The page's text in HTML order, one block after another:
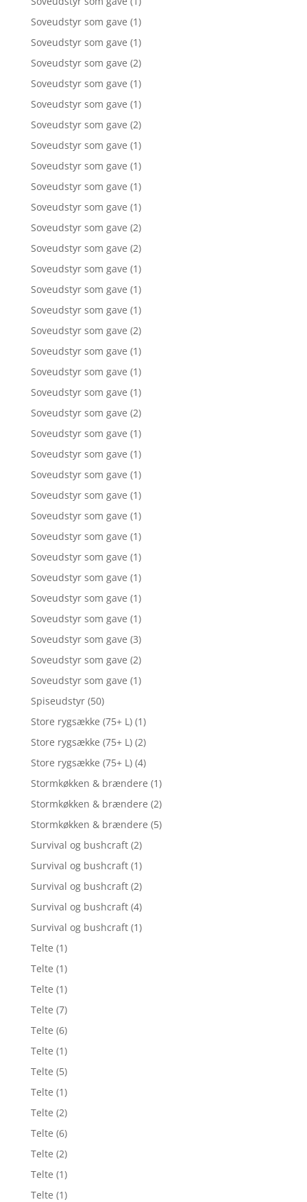
Soveudstyr som gave (1)
Soveudstyr som gave (1)
Soveudstyr som gave (2)
Soveudstyr som gave (1)
Soveudstyr som gave (1)
Soveudstyr som gave (2)
Soveudstyr som gave (1)
Soveudstyr som gave (1)
Soveudstyr som gave (1)
Soveudstyr som gave (1)
Soveudstyr som gave (2)
Soveudstyr som gave (2)
Soveudstyr som gave (1)
Soveudstyr som gave (1)
Soveudstyr som gave (1)
Soveudstyr som gave (2)
Soveudstyr som gave (1)
Soveudstyr som gave (1)
Soveudstyr som gave (1)
Soveudstyr som gave (2)
Soveudstyr som gave (1)
Soveudstyr som gave (1)
Soveudstyr som gave (1)
Soveudstyr som gave (1)
Soveudstyr som gave (1)
Soveudstyr som gave (1)
Soveudstyr som gave (1)
Soveudstyr som gave (1)
Soveudstyr som gave (1)
Soveudstyr som gave (1)
Soveudstyr som gave (3)
Soveudstyr som gave (2)
Soveudstyr som gave (1)
Spiseudstyr (50)
Store rygsække (75+ L) (1)
Store rygsække (75+ L) (2)
Store rygsække (75+ L) (4)
Stormkøkken & brændere (1)
Stormkøkken & brændere (2)
Stormkøkken & brændere (5)
Survival og bushcraft (2)
Survival og bushcraft (1)
Survival og bushcraft (2)
Survival og bushcraft (4)
Survival og bushcraft (1)
Telte (1)
Telte (1)
Telte (1)
Telte (7)
Telte (6)
Telte (1)
Telte (5)
Telte (1)
Telte (2)
Telte (6)
Telte (2)
Telte (1)
Telte (1)